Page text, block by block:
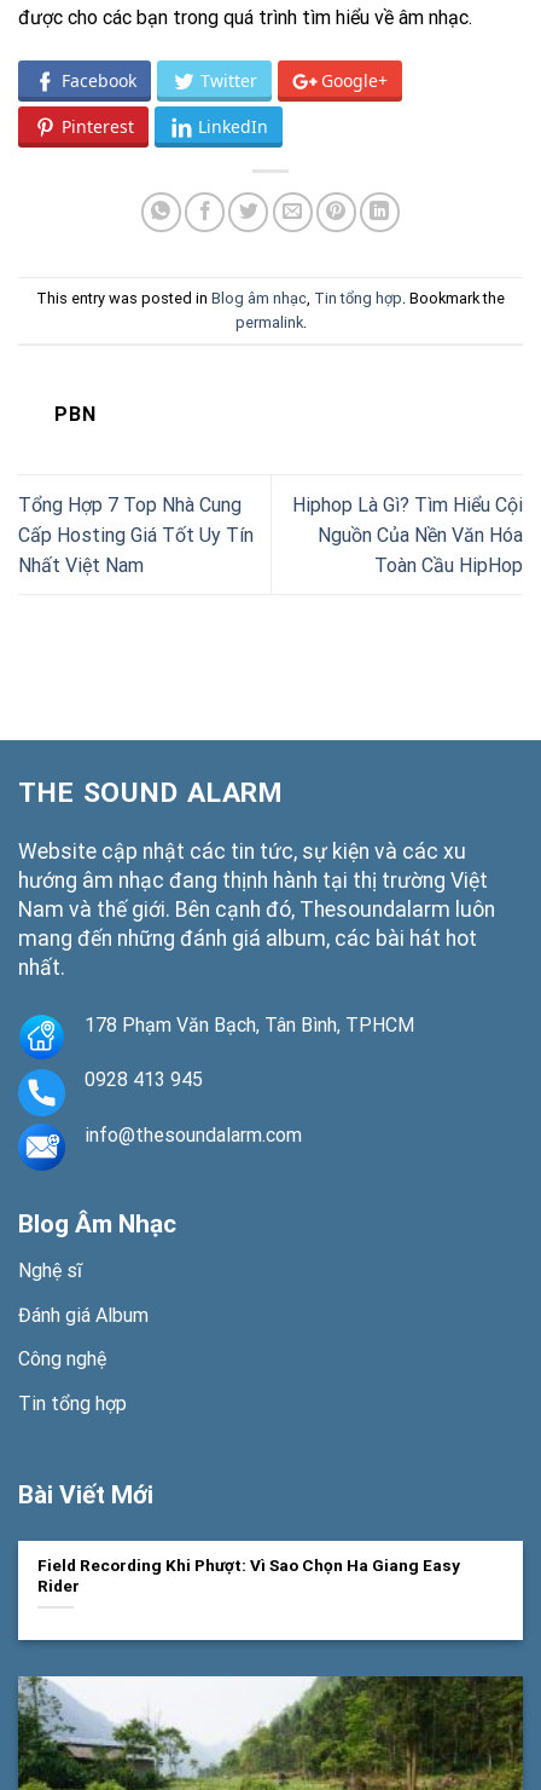
được cho các bạn trong quá trình tìm hiểu về âm nhạc.
Facebook Twitter Google+
Pinterest LinkedIn
This entry was posted in Blog âm nhạc Tin tổng hợp . Bookmark the
permalink.
PBN
Tổng Hợp 7 Top Nhà Cung
Cấp Hosting Giá Tốt Uy Tín
Nhất Việt Nam
Hiphop Là Gì? Tìm Hiểu Cội
Nguồn Của Nền Văn Hóa
Toàn Cầu HipHop
THE SOUND ALARM
Website cập nhật các tin tức, sự kiện và các xu
hướng âm nhạc đang thịnh hành tại thị trường Việt
Nam và thế giới. Bên cạnh đó, Thesoundalarm luôn
mang đến những đánh giá album, các bài hát hot
nhất.
178 Phạm Văn Bạch, Tân Bình, TPHCM
0928 413 945
info@thesoundalarm.com
Blog Âm Nhạc
Nghệ sĩ
Đánh giá Album
Công nghệ
Tin tổng hợp
Bài Viết Mới
Field Recording Khi Phượt: Vì Sao Chọn Ha Giang Easy
Rider